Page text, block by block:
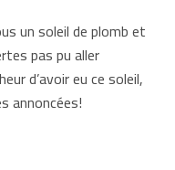
un soleil de plomb et
pas pu aller
d’avoir eu ce soleil,
annoncées!